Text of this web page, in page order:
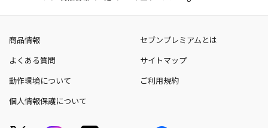
商品情報
セブンプレミアムとは
よくある質問
サイトマップ
動作環境について
ご利用規約
個人情報保護について